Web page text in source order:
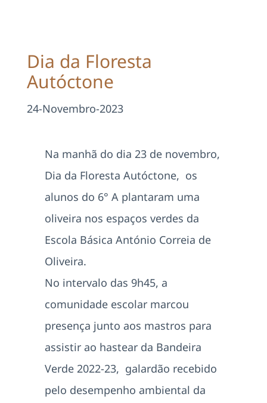
Área Reservada
Pesquisar
Dia da Floresta
Autóctone
24-Novembro-2023
Na manhã do dia 23 de novembro,
Dia da Floresta Autóctone, os
alunos do 6° A plantaram uma
oliveira nos espaços verdes da
Escola Básica António Correia de
Oliveira.
No intervalo das 9h45, a
comunidade escolar marcou
presença junto aos mastros para
assistir ao hastear da Bandeira
Verde 2022-23, galardão recebido
pelo desempenho ambiental da